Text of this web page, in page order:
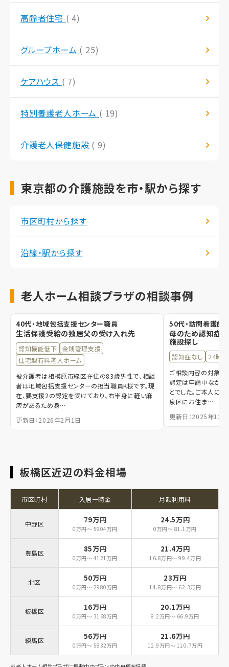
高齢者住宅 ( 4)
グループホーム ( 25)
ケアハウス ( 7)
特別養護老人ホーム ( 19)
介護老人保健施設 ( 9)
東京都の介護施設を市・駅から探す
市区町村から探す
沿線・駅から探す
老人ホーム相談プラザの相談事例
40代・地域包括支援センター職員
生活保護受給の独居父の受け入れ先
認知機能低下
金銭管理支援
住宅型有料老人ホーム
被介護者は相模原市緑区在住の83歳男性で、相談
者は地域包括支援センターの担当職員K様です。現
在、要支援2の認定を受けており、右半身に軽い麻
痺があるため身…
更新日：2026年2月1日
50代・訪問看護師
母のため認知症
施設探し
認知症なし
24時
ご相談内容の対象と
認定は申請中ながら
とでした。ご本人に
泉区にお住ま…
更新日：2025年12
板橋区近辺の料金相場
市区町村 入居一時金 月額利用料
中野区 79万円
0万円～ 5904万円
24.5万円
0万円～ 81.1万円
豊島区 85万円
0万円～ 4121万円
21.4万円
16.8万円～ 99.4万円
北区 50万円
0万円～ 2980万円
23万円
14.8万円～ 62.3万円
板橋区 16万円
0万円～ 3168万円
20.1万円
8.2万円～ 66.9万円
練馬区 56万円
0万円～ 5832万円
21.6万円
12.9万円～ 110.7万円